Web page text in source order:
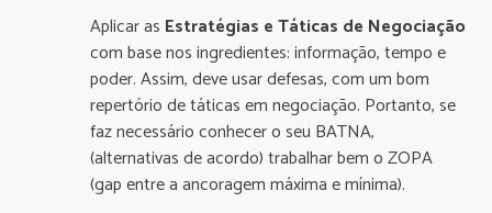
Aplicar as Estratégias e Táticas de Negociação
com base nos ingredientes: informação, tempo e
poder. Assim, deve usar defesas, com um bom
repertório de táticas em negociação. Portanto, se
faz necessário conhecer o seu BATNA,
(alternativas de acordo) trabalhar bem o ZOPA
(gap entre a ancoragem máxima e mínima).